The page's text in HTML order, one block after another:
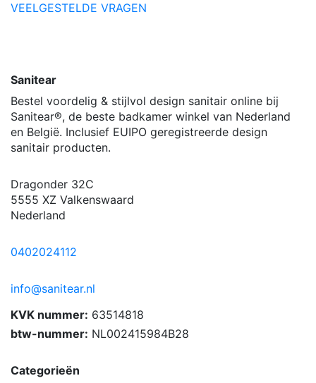
VEELGESTELDE VRAGEN
Sanitear
Bestel voordelig & stijlvol design sanitair online bij
Sanitear®, de beste badkamer winkel van Nederland
en België. Inclusief EUIPO geregistreerde design
sanitair producten.
Dragonder 32C
5555 XZ Valkenswaard
Nederland
0402024112
info@sanitear.nl
KVK nummer: 63514818
btw-nummer: NL002415984B28
Categorieën